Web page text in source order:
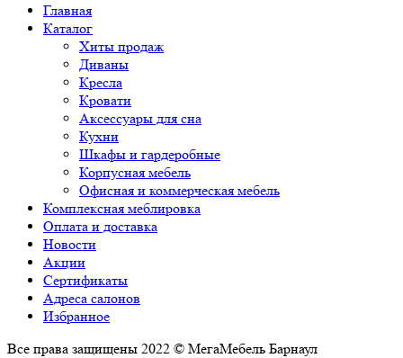
Главная
Каталог
Хиты продаж
Диваны
Кресла
Кровати
Аксессуары для сна
Кухни
Шкафы и гардеробные
Корпусная мебель
Офисная и коммерческая мебель
Комплексная меблировка
Оплата и доставка
Новости
Акции
Сертификаты
Адреса салонов
Избранное
Все права защищены 2022 © МегаМебель Барнаул